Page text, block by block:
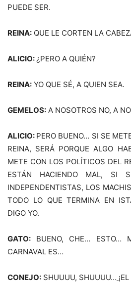
PUEDE SER.
REINA: QUE LE CORTEN LA
ALICIO:¿PERO A QUIÉN?
REINA: YO QUE SÉ, A QUIEN SEA.
GEMELOS: A NOSOTROS NO, A
ALICIO: PERO BUENO… SI SE
REINA, SERÁ PORQUE ALGO
METE CON LOS POLÍTICOS DEL
ESTÁN HACIENDO MAL, SI
INDEPENDENTISTAS, LOS
TODO LO QUE TERMINA EN
DIGO YO.
GATO: BUENO, CHE… ESTO…
CARNAVAL ES…
CONEJO: SHUUUU, SHUUUU… ¡